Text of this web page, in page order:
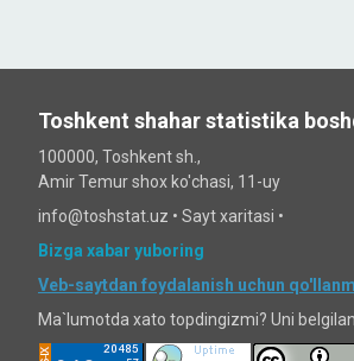
Toshkent shahar statistika
100000, Toshkent sh.,
Amir Temur shox ko'chasi, 11-uy
info@toshstat.uz • Sayt xaritasi •
Bizga xabar yuboring
Veb-saytdan foydalanish uchun
Ma`lumotda xato topdingizmi? Uni